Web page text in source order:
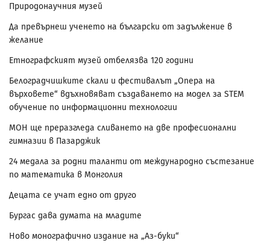
Природонаучния музей
Да превърнеш ученето на български от задължение в
желание
Етнографският музей отбелязва 120 години
Белоградчишките скали и фестивалът „Опера на
върховете“ вдъхновяват създаването на модел за STEM
обучение по информационни технологии
МОН ще преразгледа сливането на две професионални
гимназии в Пазарджик
24 медала за родни таланти от международно състезание
по математика в Монголия
Децата се учат едно от друго
Бургас дава думата на младите
Ново монографично издание на „Аз-буки“